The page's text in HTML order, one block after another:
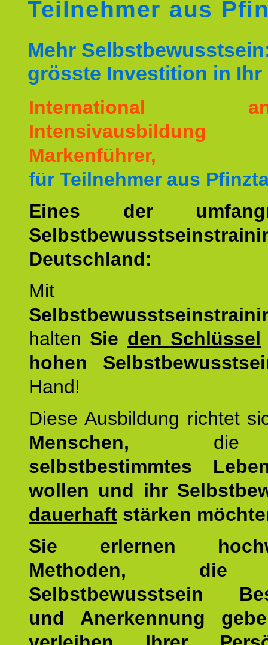
Teilnehmer aus
Mehr
grösste Investition in Ihr
International
Markenführer,
für Teilnehmer aus
Eines der
Deutschland:
Mit
halten Sie den Schlüssel
hohen
Hand!
Diese Ausbildung richtet
Menschen,
selbstbestimmtes
wollen und ihr
dauerhaft stärken
Sie erlernen
Methoden, die
Selbstbewusstsein
und Anerkennung